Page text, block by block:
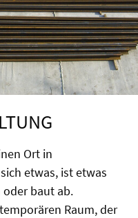
Ort in
etwas, ist etwas
baut ab.
Raum, der